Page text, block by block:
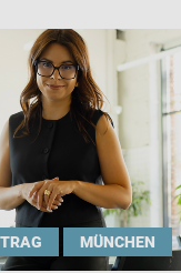
MÜNCHEN